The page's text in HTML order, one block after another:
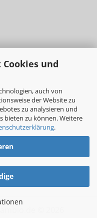
und
auch von
der Website zu
zu analysieren und
bieten zu können. Weitere
.